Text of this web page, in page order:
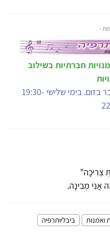
-
חברתיות בשילוב
פתיחה 3.11.26. הקורס מועבר בזום. בימי שלישי 19:30-
צְרִיכָה"
אֲנִי מְבִינָה.
ואמנות
ביבליותרפיה